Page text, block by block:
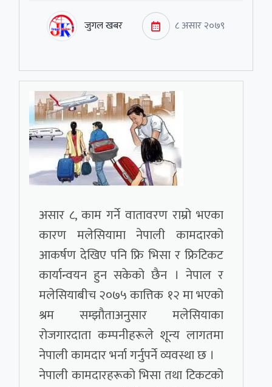
जुगल खबर ८ असार २०७९
असार ८, काम गर्ने वातावरण राम्रो भएका
कारण मलेसियामा नेपाली कामदारको
आकर्षण देखिए पनि फ्रि भिसा र फ्रिटिकट
कार्यान्वयन हुन सकेको छैन । नेपाल र
मलेसियाबीच २०७५ कात्तिक १२ मा भएको
श्रम सम्झौताअनुसार मलेसियाका
रोजगारदाता कम्पनीहरूले शून्य लागतमा
नेपाली कामदार भर्ना गर्नुपर्ने व्यवस्था छ ।
नेपाली कामदारहरूको भिसा तथा टिकटको